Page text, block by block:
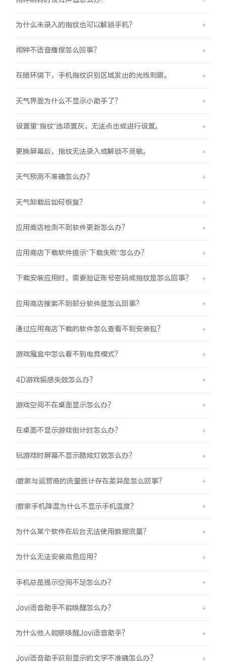
为什么未录入的指纹也可以解锁手机？
闹钟不语音播报怎么回事？
在暗环境下，手机指纹识别区域发出的光线刺眼。
天气界面为什么不显示小助手了？
设置里“指纹”选项置灰，无法点击或进行设置。
更换屏幕后，指纹无法录入或解锁不灵敏。
天气预测不准确怎么办？
天气卸载后如何恢复？
应用商店检测不到软件更新怎么办？
应用商店下载软件提示“下载失败”怎么办？
下载安装应用时，需要验证账号密码或指纹是怎么回事？
应用商店搜索不到部分软件是怎么回事？
通过应用商店下载的软件怎么查看不到安装包？
游戏魔盒中怎么看不到电竞模式？
4D游戏振感失效怎么办？
游戏空间不在桌面显示怎么办？
在桌面不显示游戏倒计时怎么办？
玩游戏时屏幕不显示酷炫灯效怎么办？
i管家与运营商的流量统计存在差异是怎么回事？
i管家手机降温为什么不显示手机温度？
为什么某个软件在后台无法使用数据流量？
为什么无法安装高危应用？
手机总是提示空间不足怎么办？
Jovi语音助手不能唤醒怎么办？
为什么他人能够唤醒Jovi语音助手？
Jovi语音助手识别显示的文字不准确怎么办？